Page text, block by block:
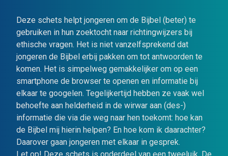
Deze schets helpt jongeren om de Bijbel (beter) te
gebruiken in hun zoektocht naar richtingwijzers bij
ethische vragen. Het is niet vanzelfsprekend dat
jongeren de Bijbel erbij pakken om tot antwoorden te
komen. Het is simpelweg gemakkelijker om op een
smartphone de browser te openen en informatie bij
elkaar te googelen. Tegelijkertijd hebben ze vaak wel
behoefte aan helderheid in de wirwar aan (des-)
informatie die via die weg naar hen toekomt: hoe kan
de Bijbel mij hierin helpen? En hoe kom ik daarachter?
Daarover gaan jongeren met elkaar in gesprek.